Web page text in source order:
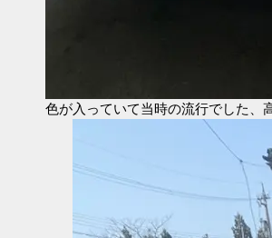
色が入っていて当時の流行でした、